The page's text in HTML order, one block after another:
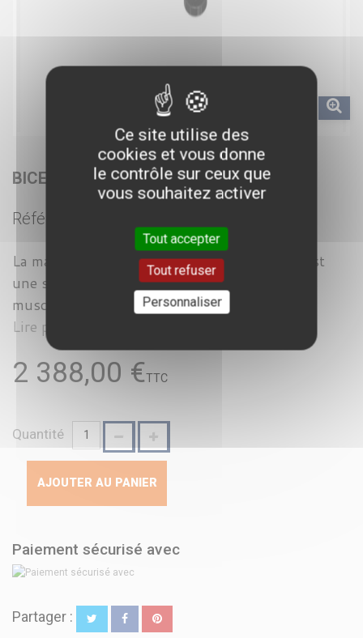
BICEPS - STRONG LINE
Référence :
La machine biceps de la gamme Strong Line est
une solution dédiée au renforcement ciblé des
muscles biceps. Cette m...
Lire plus
2 388,00 €TTC
Quantité
AJOUTER AU PANIER
Paiement sécurisé avec
Partager :
Ce site utilise des
cookies et vous donne
le contrôle sur ceux que
vous souhaitez activer
Tout accepter
Tout refuser
Personnaliser